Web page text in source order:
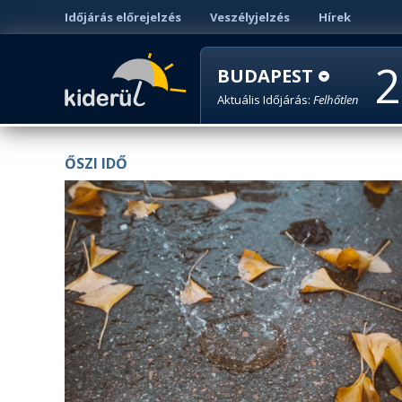
Időjárás előrejelzés Veszélyjelzés Hírek
BUDAPEST
Aktuális Időjárás: Felhőtlen
ŐSZI IDŐ